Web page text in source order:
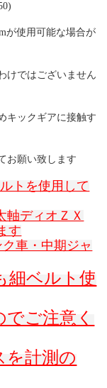
が使用可能な場合が
けではございません
ックギアに接触す
願い致します
トを使用して
ディオＺＸ
す
車・中期ジャ
細ベルト使
ご注意く
計測の